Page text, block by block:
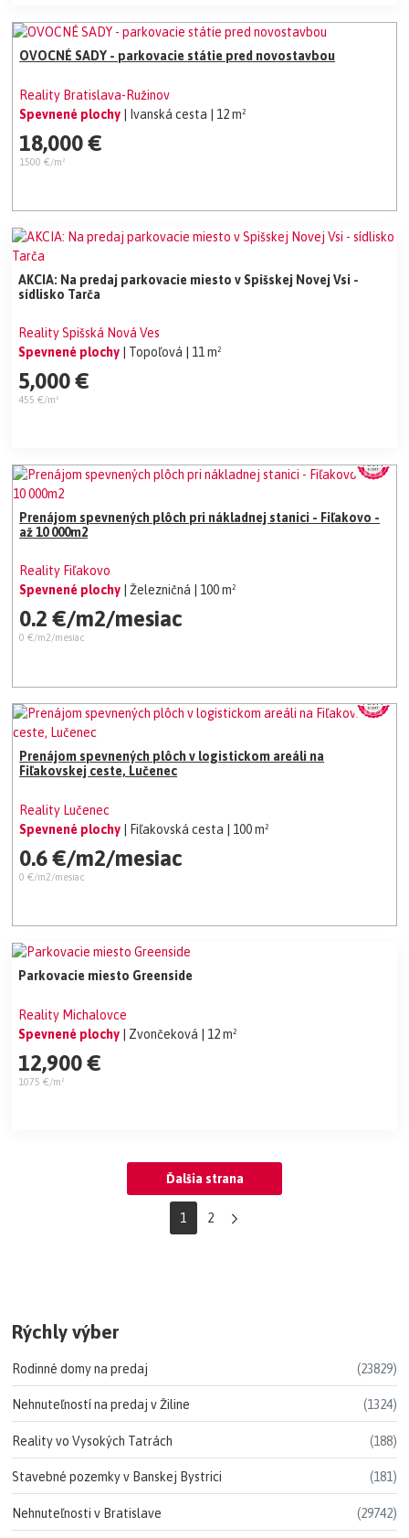
OVOCNÉ SADY - parkovacie státie pred novostavbou
Reality Bratislava-Ružinov
Spevnené plochy
| Ivanská cesta | 12 m²
18,000 €
1500 €/m²
AKCIA: Na predaj parkovacie miesto v Spišskej Novej Vsi -
sídlisko Tarča
Reality Spišská Nová Ves
Spevnené plochy
| Topoľová | 11 m²
5,000 €
455 €/m²
Prenájom spevnených plôch pri nákladnej stanici - Fiľakovo -
až 10 000m2
Reality Fiľakovo
Spevnené plochy
| Železničná | 100 m²
0.2 €/m2/mesiac
0 €/m2/mesiac
Prenájom spevnených plôch v logistickom areáli na
Fiľakovskej ceste, Lučenec
Reality Lučenec
Spevnené plochy
| Fiľakovská cesta | 100 m²
0.6 €/m2/mesiac
0 €/m2/mesiac
Parkovacie miesto Greenside
Reality Michalovce
Spevnené plochy
| Zvončeková | 12 m²
12,900 €
1075 €/m²
Ďalšia strana
1 2
Rýchly výber
Rodinné domy na predaj (23829)
Nehnuteľností na predaj v Žiline (1324)
Reality vo Vysokých Tatrách (188)
Stavebné pozemky v Banskej Bystrici (181)
Nehnuteľnosti v Bratislave (29742)